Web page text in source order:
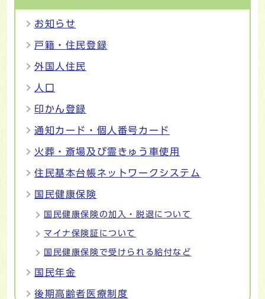
お知らせ
戸籍・住民登録
外国人住民
人口
印かん登録
通知カード・個人番号カード
火葬・斎場及び霊きゅう車使用
住民基本台帳ネットワークシステム
国民健康保険
国民健康保険の加入・脱退について
マイナ保険証について
国民健康保険で受けられる給付など
国民年金
後期高齢者医療制度